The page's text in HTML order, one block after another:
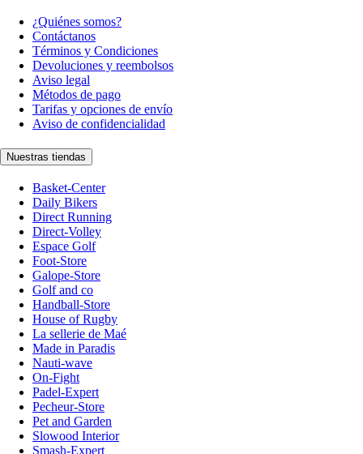
¿Quiénes somos?
Contáctanos
Términos y Condiciones
Devoluciones y reembolsos
Aviso legal
Métodos de pago
Tarifas y opciones de envío
Aviso de confidencialidad
Nuestras tiendas
Basket-Center
Daily Bikers
Direct Running
Direct-Volley
Espace Golf
Foot-Store
Galope-Store
Golf and co
Handball-Store
House of Rugby
La sellerie de Maé
Made in Paradis
Nauti-wave
On-Fight
Padel-Expert
Pecheur-Store
Pet and Garden
Slowood Interior
Smash-Expert